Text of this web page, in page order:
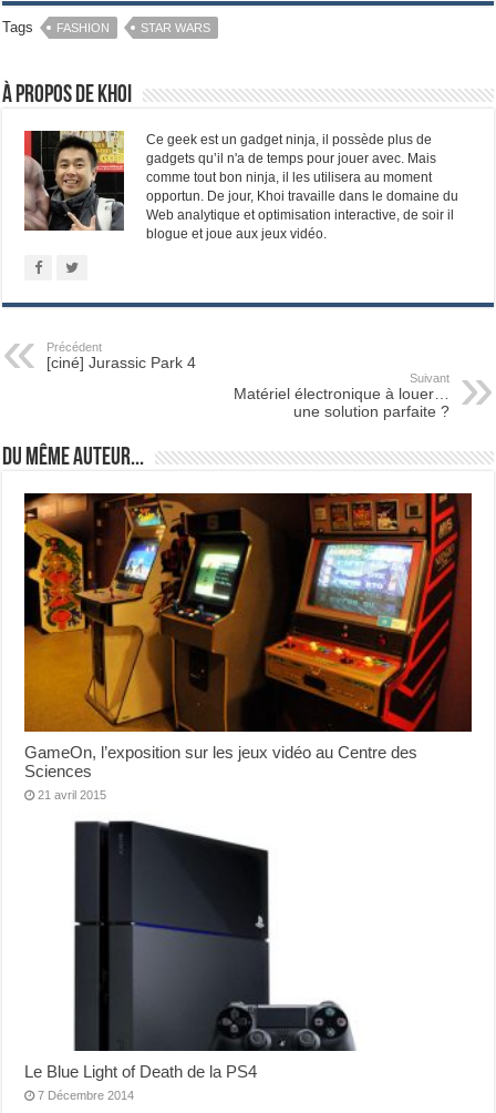
Tags FASHION STAR WARS
À propos de Khoi
Ce geek est un gadget ninja, il possède plus de
gadgets qu’il n'a de temps pour jouer avec. Mais
comme tout bon ninja, il les utilisera au moment
opportun. De jour, Khoi travaille dans le domaine du
Web analytique et optimisation interactive, de soir il
blogue et joue aux jeux vidéo.
Précédent
[ciné] Jurassic Park 4
Suivant
Matériel électronique à louer…
une solution parfaite ?
Du même auteur...
GameOn, l’exposition sur les jeux vidéo au Centre des
Sciences
21 avril 2015
Le Blue Light of Death de la PS4
7 Décembre 2014